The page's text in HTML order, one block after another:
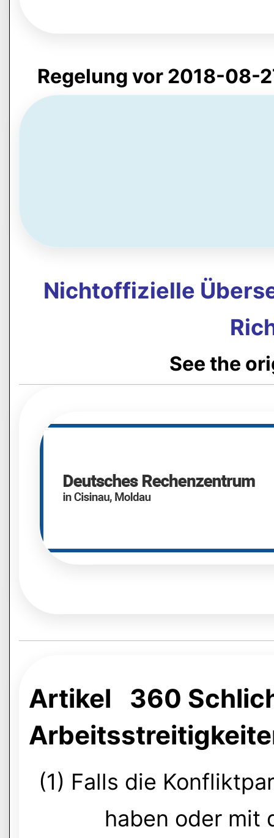
Regelung vor 2018-08-
Nichtoffizielle
See the
Artikel 360
(1) Falls die
haben oder mit